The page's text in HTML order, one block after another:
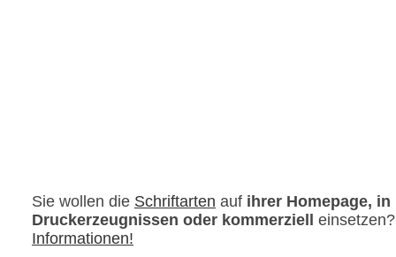
Sie wollen die Schriftarten auf ihrer Homepage, in
Druckerzeugnissen oder kommerziell
Informationen!